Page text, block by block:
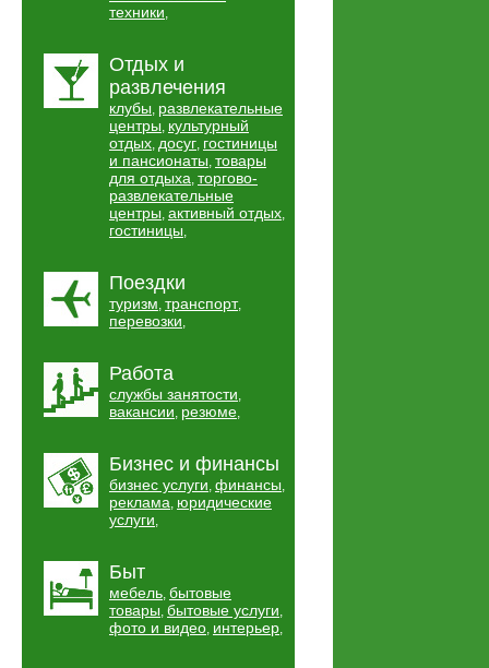
техники,
Отдых и
развлечения
клубы, развлекательные
центры, культурный
отдых, досуг, гостиницы
и пансионаты, товары
для отдыха, торгово-
развлекательные
центры, активный отдых,
гостиницы,
Поездки
туризм, транспорт,
перевозки,
Работа
службы занятости,
вакансии, резюме,
Бизнес и финансы
бизнес услуги, финансы,
реклама, юридические
услуги,
Быт
мебель, бытовые
товары, бытовые услуги,
фото и видео, интерьер,